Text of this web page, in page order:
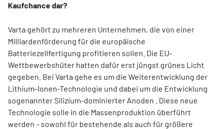
Kaufchance dar?
Varta gehört zu mehreren Unternehmen, die von einer
Milliardenförderung für die europäische
Batteriezellfertigung profitieren sollen. Die EU-
Wettbewerbshüter hatten dafür erst jüngst grünes Licht
gegeben. Bei Varta gehe es um die Weiterentwicklung der
Lithium-Ionen-Technologie und dabei um die Entwicklung
sogenannter Silizium-dominierter Anoden . Diese neue
Technologie solle in die Massenproduktion überführt
werden – sowohl für bestehende als auch für größere